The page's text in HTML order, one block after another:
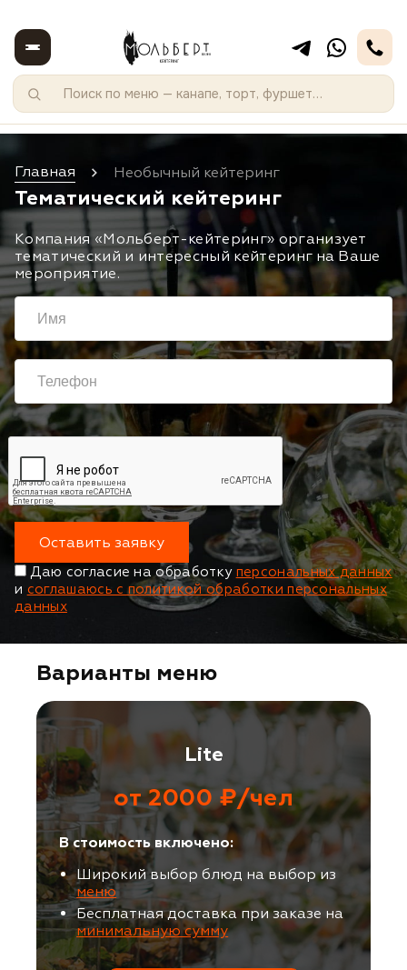
Главная Необычный кейтеринг
Тематический кейтеринг
Компания «Мольберт-кейтеринг» организует
тематический и интересный кейтеринг на Ваше
мероприятие.
Оставить заявку
Даю согласие на обработку персональных данных
и соглашаюсь с политикой обработки персональных
данных
Варианты меню
Lite
от 2000 ₽/чел
В стоимость включено:
Широкий выбор блюд на выбор из
меню
Бесплатная доставка при заказе на
минимальную сумму